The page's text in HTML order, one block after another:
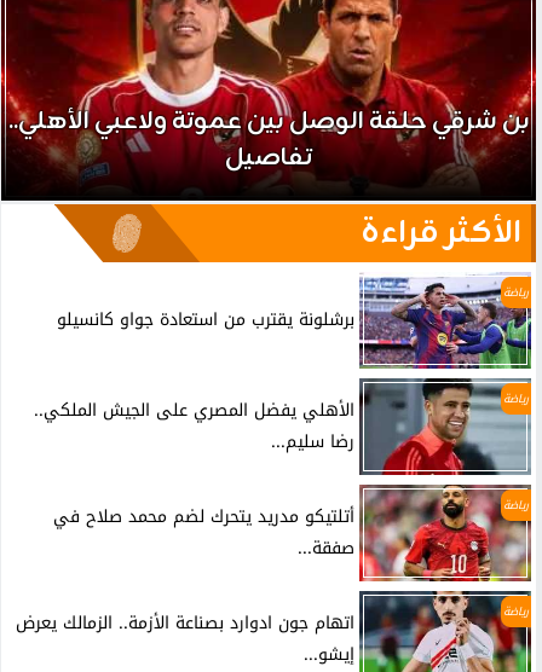
بن شرقي حلقة الوصل بين عموتة ولاعبي الأهلي..
تفاصيل
الأكثر قراءة
رياضة
برشلونة يقترب من استعادة جواو كانسيلو
رياضة
الأهلي يفضل المصري على الجيش الملكي..
رضا سليم...
رياضة
أتلتيكو مدريد يتحرك لضم محمد صلاح في
صفقة...
رياضة
اتهام جون ادوارد بصناعة الأزمة.. الزمالك يعرض
إيشو...